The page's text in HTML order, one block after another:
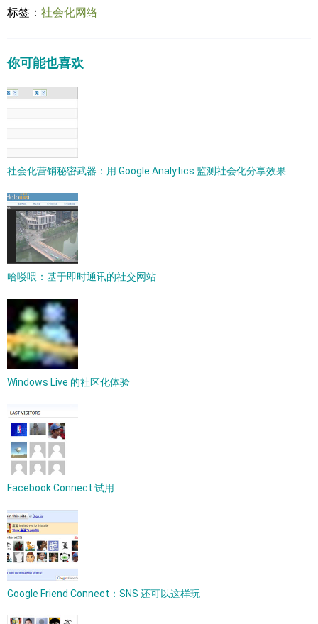
标签： 社会化网络
你可能也喜欢
社会化营销秘密武器：用 Google Analytics 监测社会化分享效果
哈喽喂：基于即时通讯的社交网站
Windows Live 的社区化体验
Facebook Connect 试用
Google Friend Connect：SNS 还可以这样玩